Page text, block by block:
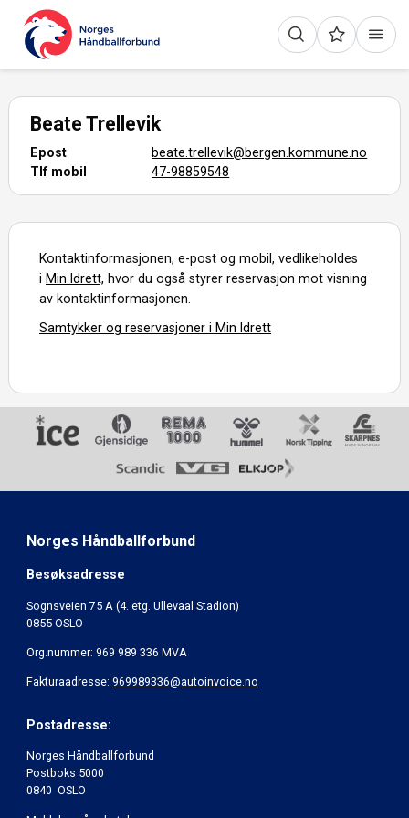
Beate Trellevik
Epost
beate.trellevik@bergen.kommune.no
Tlf mobil
47-98859548
Kontaktinformasjonen, e-post og mobil, vedlikeholdes
i Min Idrett, hvor du også styrer reservasjon mot visning
av kontaktinformasjonen.
Samtykker og reservasjoner i Min Idrett
Norges Håndballforbund
Besøksadresse
Sognsveien 75 A (4. etg. Ullevaal Stadion)
0855 OSLO
Org.nummer: 969 989 336 MVA
Fakturaadresse: 969989336@autoinvoice.no
Postadresse:
Norges Håndballforbund
Postboks 5000
0840 OSLO